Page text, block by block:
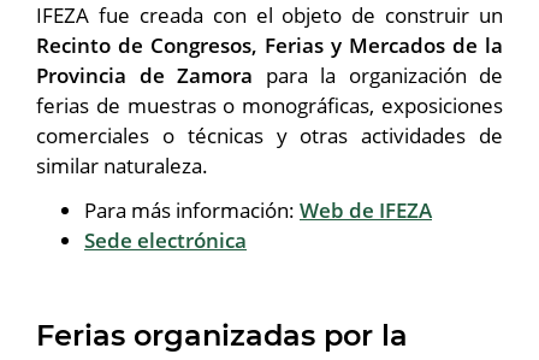
IFEZA fue creada con el objeto de construir un
Recinto de Congresos, Ferias y Mercados de la
Provincia de Zamora para la organización de
ferias de muestras o monográficas, exposiciones
comerciales o técnicas y otras actividades de
similar naturaleza.
Para más información: Web de IFEZA
Sede electrónica
Ferias organizadas por la